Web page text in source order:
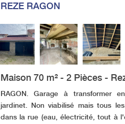
REZE RAGON
Maison 70 m² - 2 Pièces -
RAGON. Garage à transformer
jardinet. Non viabilisé mais tous
dans la rue (eau, électricité, tout à